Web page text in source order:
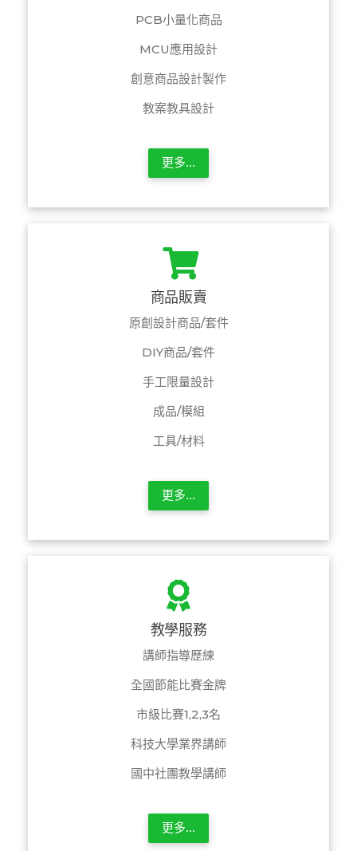
PCB小量化商品
MCU應用設計
創意商品設計製作
教案教具設計
更多...
商品販賣
原創設計商品/套件
DIY商品/套件
手工限量設計
成品/模組
工具/材料
更多...
教學服務
講師指導歷練
全國節能比賽金牌
市級比賽1,2,3名
科技大學業界講師
國中社團教學講師
更多...